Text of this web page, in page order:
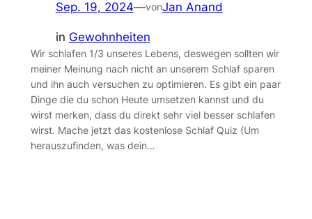
Sep. 19, 2024—vonJan Anand
in Gewohnheiten
Wir schlafen 1/3 unseres Lebens, deswegen sollten wir
meiner Meinung nach nicht an unserem Schlaf sparen
und ihn auch versuchen zu optimieren. Es gibt ein paar
Dinge die du schon Heute umsetzen kannst und du
wirst merken, dass du direkt sehr viel besser schlafen
wirst. Mache jetzt das kostenlose Schlaf Quiz (Um
herauszufinden, was dein…